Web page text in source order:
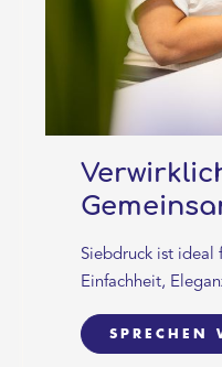
Siebdruck ist ideal
Einfachheit,
SPRECHEN